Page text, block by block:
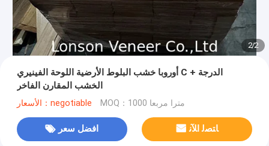
2/2
أوروبا خشب البلوط الأرضية اللوحة الفينيري C + الدرجة
الخشب المقارن الفاخر
الأسعار：negotiable MOQ：1000 مترا مربعا
افضل سعر ﺎﺘﺼﻟ ﺍﻶﻧ